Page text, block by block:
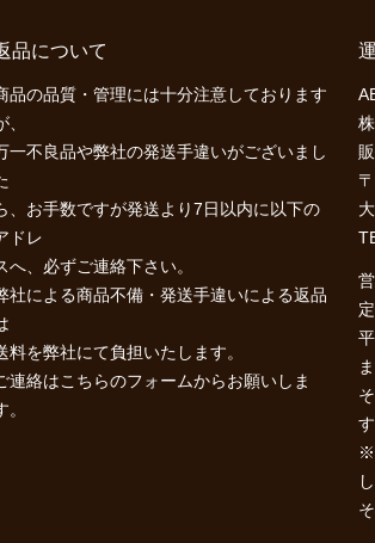
品について
品の品質・管理には十分注意しております
、
一不良品や弊社の発送手違いがございまし
、お手数ですが発送より7日以内に以下の
ドレ
へ、必ずご連絡下さい。
社による商品不備・発送手違いによる返品
料を弊社にて負担いたします。
連絡はこちらのフォームからお願いしま
。
す
※